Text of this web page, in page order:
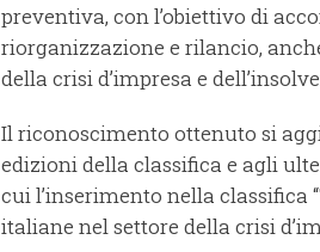
preventiva, con l’obiettivo di
riorganizzazione e rilancio,
della crisi d’impresa e
Il riconoscimento ottenuto si
edizioni della classifica e agli
cui l’inserimento nella classifica
italiane nel settore della crisi